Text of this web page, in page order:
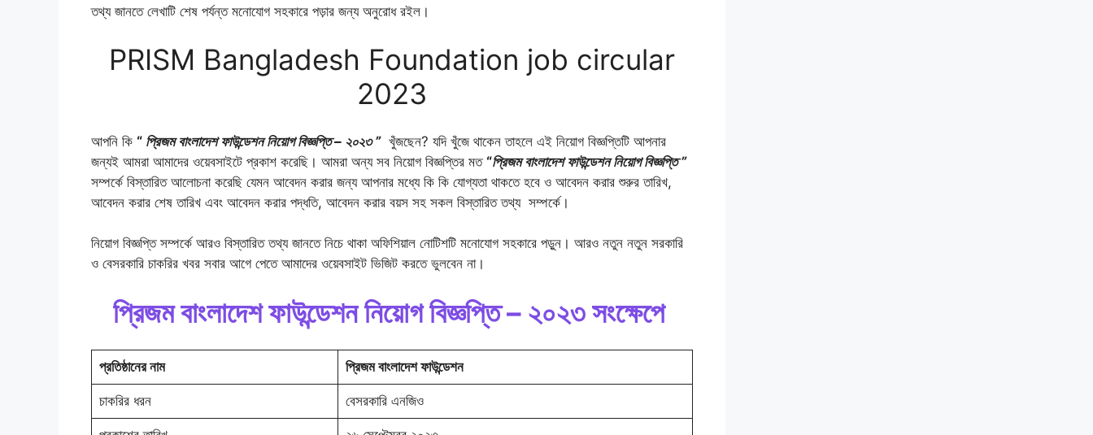
তথ্য জানতে লেখাটি শেষ পর্যন্ত মনোযোগ সহকারে পড়ার জন্য অনুরোধ রইল।
PRISM Bangladesh Foundation job circular
2023
আপনি কি “ প্রিজম বাংলাদেশ ফাউন্ডেশন নিয়োগ বিজ্ঞপ্তি – ২০২৩ ”খুঁজছেন? যদি খুঁজে থাকেন তাহলে এই নিয়োগ বিজ্ঞপ্তিটি আপনার
জন্যই আমরা আমাদের ওয়েবসাইটে প্রকাশ করেছি। আমরা অন্য সব নিয়োগ বিজ্ঞপ্তির মত “প্রিজম বাংলাদেশ ফাউন্ডেশন নিয়োগ বিজ্ঞপ্তি ”
সম্পর্কে বিস্তারিত আলোচনা করেছি যেমন আবেদন করার জন্য আপনার মধ্যে কি কি যোগ্যতা থাকতে হবে ও আবেদন করার শুরুর তারিখ,
আবেদন করার শেষ তারিখ এবং আবেদন করার পদ্ধতি, আবেদন করার বয়স সহ সকল বিস্তারিত তথ্য সম্পর্কে।
নিয়োগ বিজ্ঞপ্তি সম্পর্কে আরও বিস্তারিত তথ্য জানতে নিচে থাকা অফিশিয়াল নোটিশটি মনোযোগ সহকারে পড়ুন। আরও নতুন নতুন সরকারি
ও বেসরকারি চাকরির খবর সবার আগে পেতে আমাদের ওয়েবসাইট ভিজিট করতে ভুলবেন না।
প্রিজম বাংলাদেশ ফাউন্ডেশন নিয়োগ বিজ্ঞপ্তি – ২০২৩ সংক্ষেপে
প্রতিষ্ঠানের নাম প্রিজম বাংলাদেশ ফাউন্ডেশন
চাকরির ধরন বেসরকারি এনজিও